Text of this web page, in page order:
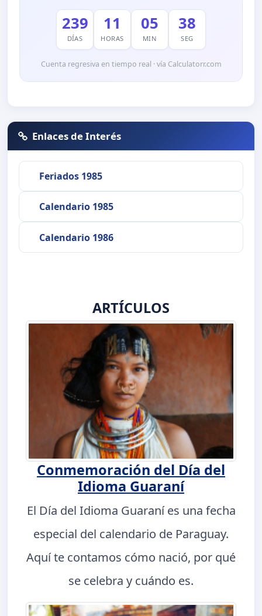
239
DÍAS
11
HORAS
05
MIN
38
SEG
Cuenta regresiva en tiempo real · vía Calculatorr.com
Enlaces de Interés
Feriados 1985
Calendario 1985
Calendario 1986
ARTÍCULOS
Conmemoración del Día del
Idioma Guaraní
El Día del Idioma Guaraní es una fecha
especial del calendario de Paraguay.
Aquí te contamos cómo nació, por qué
se celebra y cuándo es.